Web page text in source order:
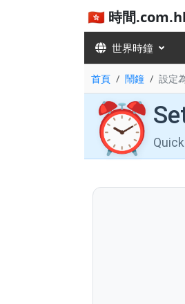
🇭🇰 時間
世界時鐘
首頁 鬧鐘 設定
⏰